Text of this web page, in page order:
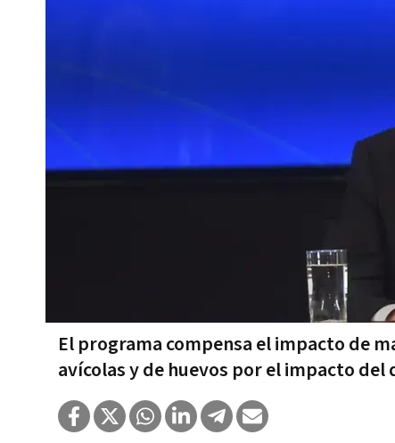
El programa compensa el impacto de
avícolas y de huevos por el impacto del